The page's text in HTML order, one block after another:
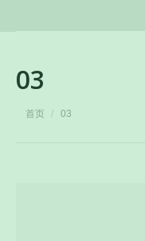
03
您在这里：
首页 03